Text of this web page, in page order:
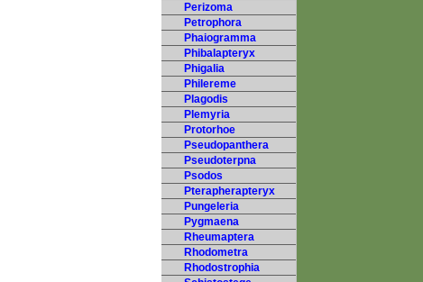
Perizoma
Petrophora
Phaiogramma
Phibalapteryx
Phigalia
Philereme
Plagodis
Plemyria
Protorhoe
Pseudopanthera
Pseudoterpna
Psodos
Pterapherapteryx
Pungeleria
Pygmaena
Rheumaptera
Rhodometra
Rhodostrophia